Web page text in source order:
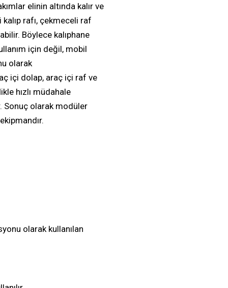
elinin altında kalır ve
rafı, çekmeceli raf
Böylece kalıphane
için değil, mobil
olarak
içi dolap, araç içi raf ve
hızlı müdahale
Sonuç olarak modüler
olarak kullanılan